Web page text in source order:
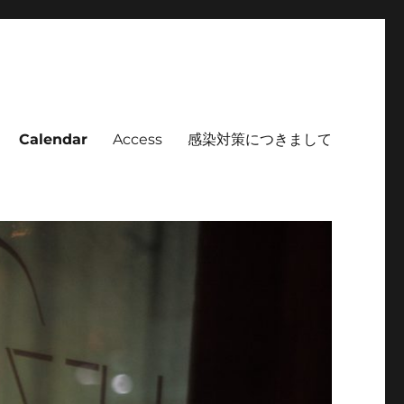
Calendar Access 感染対策につきまして